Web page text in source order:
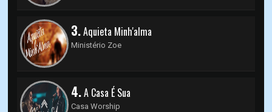
3.Aquieta Minh'alma
Ministério Zoe
4.A Casa É Sua
Casa Worship